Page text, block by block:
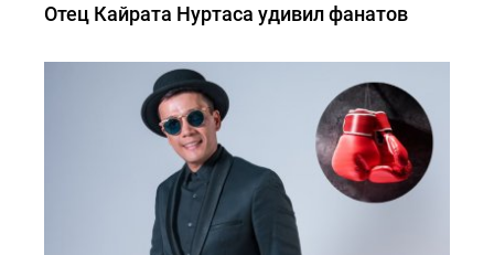
Отец Кайрата Нуртаса удивил фанатов